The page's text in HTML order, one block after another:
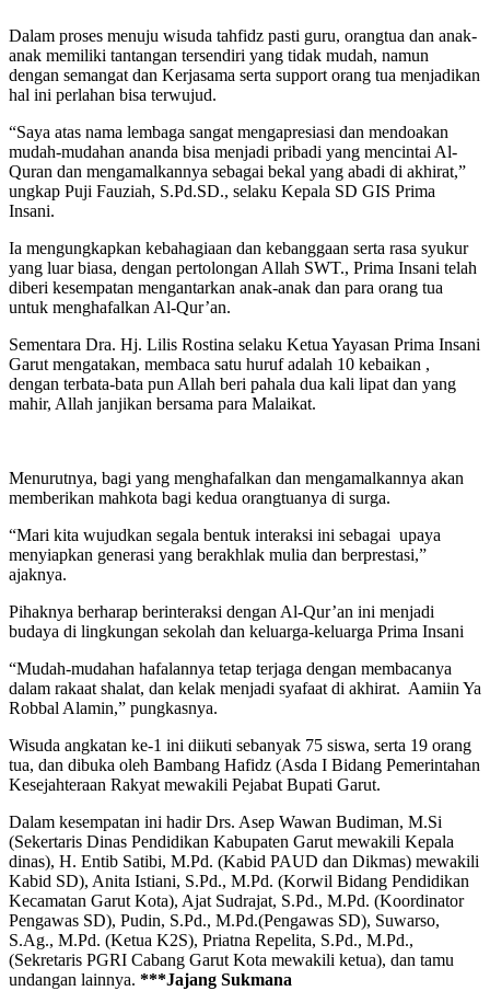
Dalam proses menuju wisuda tahfidz pasti guru, orangtua dan anak-
anak memiliki tantangan tersendiri yang tidak mudah, namun
dengan semangat dan Kerjasama serta support orang tua menjadikan
hal ini perlahan bisa terwujud.
“Saya atas nama lembaga sangat mengapresiasi dan mendoakan
mudah-mudahan ananda bisa menjadi pribadi yang mencintai Al-
Quran dan mengamalkannya sebagai bekal yang abadi di akhirat,”
ungkap Puji Fauziah, S.Pd.SD., selaku Kepala SD GIS Prima
Insani.
Ia mengungkapkan kebahagiaan dan kebanggaan serta rasa syukur
yang luar biasa, dengan pertolongan Allah SWT., Prima Insani telah
diberi kesempatan mengantarkan anak-anak dan para orang tua
untuk menghafalkan Al-Qur’an.
Sementara Dra. Hj. Lilis Rostina selaku Ketua Yayasan Prima Insani
Garut mengatakan, membaca satu huruf adalah 10 kebaikan ,
dengan terbata-bata pun Allah beri pahala dua kali lipat dan yang
mahir, Allah janjikan bersama para Malaikat.
Menurutnya, bagi yang menghafalkan dan mengamalkannya akan
memberikan mahkota bagi kedua orangtuanya di surga.
“Mari kita wujudkan segala bentuk interaksi ini sebagai upaya
menyiapkan generasi yang berakhlak mulia dan berprestasi,”
ajaknya.
Pihaknya berharap berinteraksi dengan Al-Qur’an ini menjadi
budaya di lingkungan sekolah dan keluarga-keluarga Prima Insani
“Mudah-mudahan hafalannya tetap terjaga dengan membacanya
dalam rakaat shalat, dan kelak menjadi syafaat di akhirat. Aamiin Ya
Robbal Alamin,” pungkasnya.
Wisuda angkatan ke-1 ini diikuti sebanyak 75 siswa, serta 19 orang
tua, dan dibuka oleh Bambang Hafidz (Asda I Bidang Pemerintahan
Kesejahteraan Rakyat mewakili Pejabat Bupati Garut.
Dalam kesempatan ini hadir Drs. Asep Wawan Budiman, M.Si
(Sekertaris Dinas Pendidikan Kabupaten Garut mewakili Kepala
dinas), H. Entib Satibi, M.Pd. (Kabid PAUD dan Dikmas) mewakili
Kabid SD), Anita Istiani, S.Pd., M.Pd. (Korwil Bidang Pendidikan
Kecamatan Garut Kota), Ajat Sudrajat, S.Pd., M.Pd. (Koordinator
Pengawas SD), Pudin, S.Pd., M.Pd.(Pengawas SD), Suwarso,
S.Ag., M.Pd. (Ketua K2S), Priatna Repelita, S.Pd., M.Pd.,
(Sekretaris PGRI Cabang Garut Kota mewakili ketua), dan tamu
undangan lainnya. ***Jajang Sukmana